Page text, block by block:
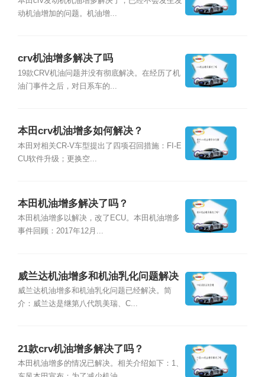
动机油增加的问题。机油增...
crv机油增多解决了吗
19款CRV机油问题并没有彻底解决。在经历了机
油门事件之后，对日系车的...
本田crv机油增多如何解决？
本田对相关CR-V车型提出了四项召回措施：FI-E
CU软件升级；更换空...
本田机油增多解决了吗？
本田机油增多以解决，改了ECU。本田机油增多
事件回顾：2017年12月...
威兰达机油增多和机油乳化问题解决
了吗？
威兰达机油增多和机油乳化问题已经解决。简
介：威兰达是继第八代凯美瑞、C...
21款crv机油增多解决了吗？
本田机油增多的情况已解决。相关介绍如下：1、